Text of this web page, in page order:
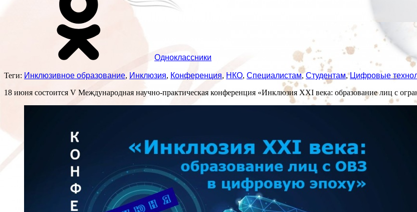
Одноклассники
Теги: Инклюзивное образование, Инклюзия, Конференция, НКО, Специалистам,Студентам,Цифровые
18 июня состоится V Международная научно-практическая конференция «Инклюзия XXI века: образование лиц с